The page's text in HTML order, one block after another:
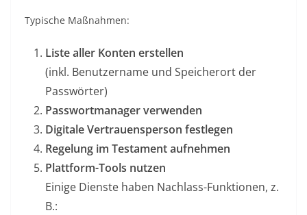
Typische Maßnahmen:
Liste aller Konten erstellen
(inkl. Benutzername und Speicherort der
Passwörter)
Passwortmanager verwenden
Digitale Vertrauensperson festlegen
Regelung im Testament aufnehmen
Plattform-Tools nutzen
Einige Dienste haben Nachlass-Funktionen, z.
B.: